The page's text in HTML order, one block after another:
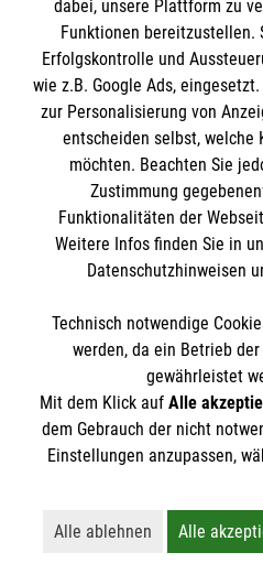
Rund um das Thema
Mythen. Was stimmt?
klären auf.
Erste Hilfe bei älteren
Mensch in Not gerät.
dabei, unsere Plattform zu
Funktionen bereitzustellen.
Erfolgskontrolle und
wie z.B. Google Ads,
zur Personalisierung von
entscheiden selbst, welche
möchten. Beachten Sie
Zustimmung
Funktionalitäten der
Weitere Infos finden Sie in
Datenschutzhinweisen
Technisch notwendige
werden, da ein Betrieb
gewährleistet
Mit dem Klick auf Alle
dem Gebrauch der nicht
Einstellungen anzupassen,
Alle ablehnen
Lehnt alle nicht-
Alle